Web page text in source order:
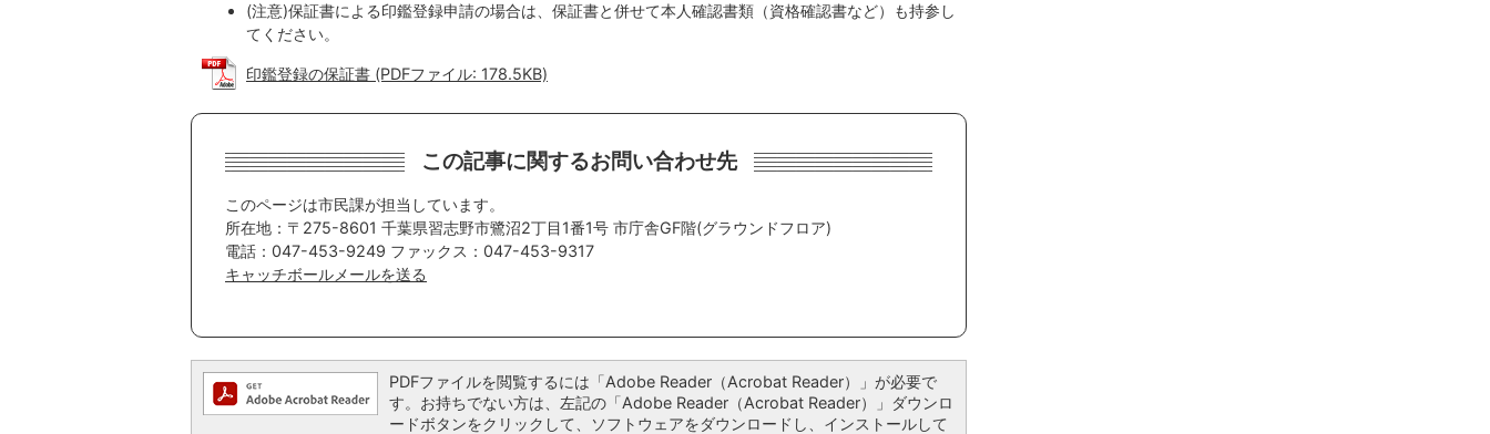
(注意)保証書による印鑑登録申請の場合は、保証書と併せて本人確認書類（資格確認書など）も持参し
てください。
印鑑登録の保証書 (PDFファイル: 178.5KB)
この記事に関するお問い合わせ先
このページは市民課が担当しています。
所在地：〒275-8601 千葉県習志野市鷺沼2丁目1番1号 市庁舎GF階(グラウンドフロア)
電話：047-453-9249 ファックス：047-453-9317
キャッチボールメールを送る
PDFファイルを閲覧するには「Adobe Reader（Acrobat Reader）」が必要で
す。お持ちでない方は、左記の「Adobe Reader（Acrobat Reader）」ダウンロ
ードボタンをクリックして、ソフトウェアをダウンロードし、インストールして